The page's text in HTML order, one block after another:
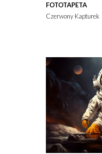
FOTOTAPETA
Czerwony Kapturek